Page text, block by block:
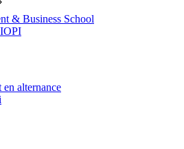
& Business School
alternance